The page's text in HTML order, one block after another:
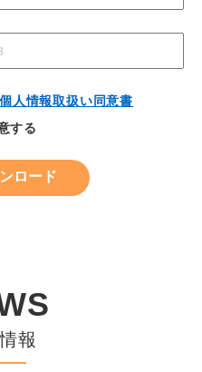
人情報取扱い同意書
する
報